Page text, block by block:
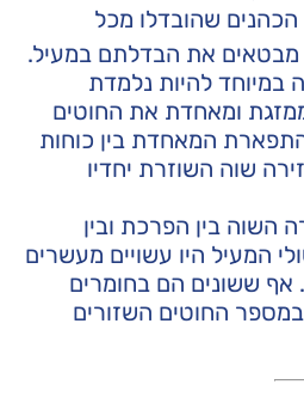
שהובדלו מכל
את הבדלתם במעיל.
להיות נלמדת
ומאחדת את החוטים
המאחדת בין כוחות
שוה השוזרת יחדיו
השוה בין הפרכת ובין
המעיל היו עשויים מעשרים
אף ששונים הם בחומרים
החוטים השזורים